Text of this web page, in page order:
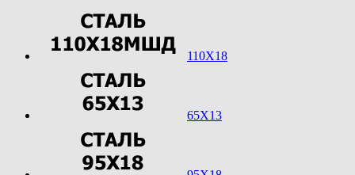
110Х18
65Х13